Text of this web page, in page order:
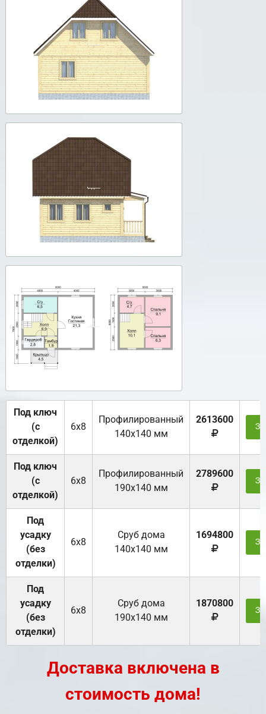
Под ключ
(с
отделкой)
6х8
Профилированный
140х140 мм
2613600
Под ключ
(с
отделкой)
6х8
Профилированный
190х140 мм
2789600
Под
усадку
(без
отделки)
6х8
Cруб дома
140х140 мм
1694800
Под
усадку
(без
отделки)
6х8
Cруб дома
190х140 мм
1870800
Доставка включена в
стоимость дома!